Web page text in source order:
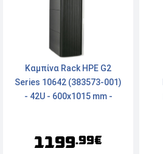
Καμπίνα Rack HPE G2
Series 10642 (383573-001)
- 42U - 600x1015 mm -
1199.99€